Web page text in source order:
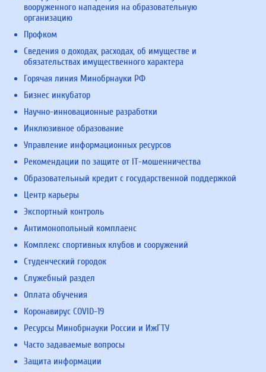
вооруженного нападения на образовательную
организацию
Профком
Сведения о доходах, расходах, об имуществе и
обязательствах имущественного характера
Горячая линия Минобрнауки РФ
Бизнес инкубатор
Научно-инновационные разработки
Инклюзивное образование
Управление информационных ресурсов
Рекомендации по защите от IT-мошенничества
Образовательный кредит с государственной поддержкой
Центр карьеры
Экспортный контроль
Антимонопольный комплаенс
Комплекс спортивных клубов и сооружений
Студенческий городок
Служебный раздел
Оплата обучения
Коронавирус COVID-19
Ресурсы Минобрнауки России и ИжГТУ
Часто задаваемые вопросы
Защита информации